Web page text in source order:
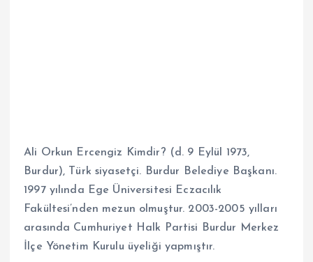
Ali Orkun Ercengiz Kimdir? (d. 9 Eylül 1973,
Burdur), Türk siyasetçi. Burdur Belediye Başkanı.
1997 yılında Ege Üniversitesi Eczacılık
Fakültesi’nden mezun olmuştur. 2003-2005 yılları
arasında Cumhuriyet Halk Partisi Burdur Merkez
İlçe Yönetim Kurulu üyeliği yapmıştır.